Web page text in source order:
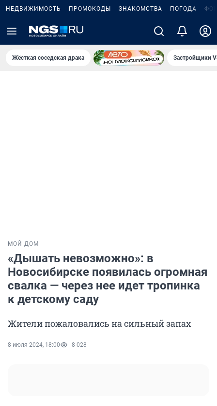
НЕДВИЖИМОСТЬ ПРОМОКОДЫ ЗНАКОМСТВА ПОГОДА
Жёсткая соседская драка Застройщики
МОЙ ДОМ
«Дышать невозможно»: в
Новосибирске появилась огромная
свалка — через нее идет тропинка
к детскому саду
Жители пожаловались на сильный запах
8 июля 2024, 18:00 8 028